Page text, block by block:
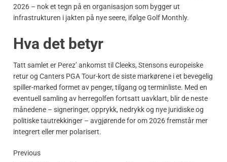
2026 – nok et tegn på en organisasjon som bygger ut
infrastrukturen i jakten på nye seere, ifølge Golf Monthly.
Hva det betyr
Tatt samlet er Perez’ ankomst til Cleeks, Stensons europeiske
retur og Canters PGA Tour-kort de siste markørene i et bevegelig
spiller-marked formet av penger, tilgang og terminliste. Med en
eventuell samling av herregolfen fortsatt uavklart, blir de neste
månedene – signeringer, opprykk, nedrykk og nye juridiske og
politiske tautrekkinger – avgjørende for om 2026 fremstår mer
integrert eller mer polarisert.
Previous